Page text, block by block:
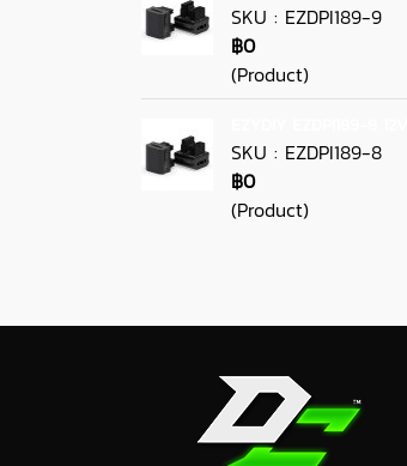
SKU : EZDPI189-9
฿0
(Product)
SKU : EZDPI189-8
฿0
(Product)